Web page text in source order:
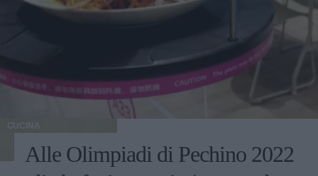
CUCINA
Alle Olimpiadi di Pechino 2022